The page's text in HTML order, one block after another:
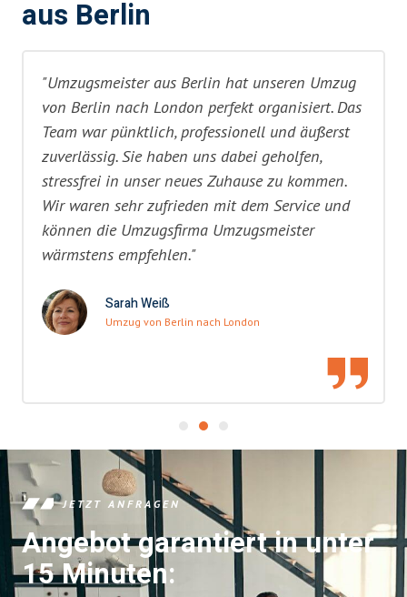
aus Berlin
"Umzugsmeister aus Berlin hat unseren Umzug
von Berlin nach London perfekt organisiert. Das
Team war pünktlich, professionell und äußerst
zuverlässig. Sie haben uns dabei geholfen,
stressfrei in unser neues Zuhause zu kommen.
Wir waren sehr zufrieden mit dem Service und
können die Umzugsfirma Umzugsmeister
wärmstens empfehlen."
Sarah Weiß
Umzug von Berlin nach London
JETZT ANFRAGEN
Angebot garantiert in unter
15 Minuten: